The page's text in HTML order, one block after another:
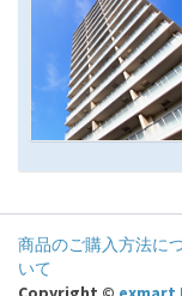
商品のご購入方法に
いて